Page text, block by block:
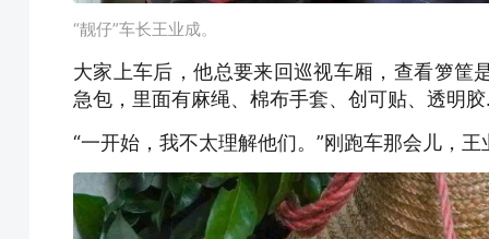
“靓仔”车长王业成。
大家上车后，他总要来回巡视车厢，查看箩筐
急包，里面有麻绳、棉布手套、创可贴、透明
“一开始，我不太理解他们。”刚跑车那会儿，